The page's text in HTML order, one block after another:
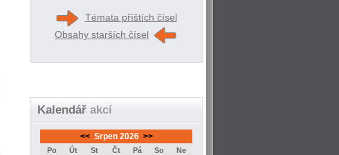
Témata příštích čísel
Obsahy starších čísel
Kalendář akcí
<< Srpen 2026 >>
Po Út St Čt Pá So
Ne